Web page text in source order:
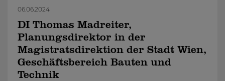
06.06.2024
DI Thomas Madreiter,
Planungsdirektor in der
Magistratsdirektion der Stadt Wien,
Geschäftsbereich Bauten und
Technik